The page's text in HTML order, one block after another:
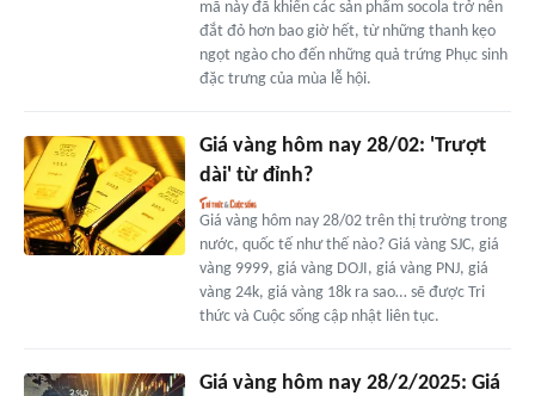
mã này đã khiến các sản phẩm socola trở nên
đắt đỏ hơn bao giờ hết, từ những thanh kẹo
ngọt ngào cho đến những quả trứng Phục sinh
đặc trưng của mùa lễ hội.
Giá vàng hôm nay 28/02: 'Trượt
dài' từ đỉnh?
Giá vàng hôm nay 28/02 trên thị trường trong
nước, quốc tế như thế nào? Giá vàng SJC, giá
vàng 9999, giá vàng DOJI, giá vàng PNJ, giá
vàng 24k, giá vàng 18k ra sao… sẽ được Tri
thức và Cuộc sống cập nhật liên tục.
Giá vàng hôm nay 28/2/2025: Giá